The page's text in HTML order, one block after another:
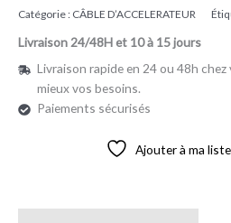
Catégorie : CÂBLE D’ACCELERATEUR
Livraison 24/48H et 10 à 15 jours
Livraison rapide en 24 ou 48h
mieux vos besoins.
Paiements sécurisés
Ajouter à ma